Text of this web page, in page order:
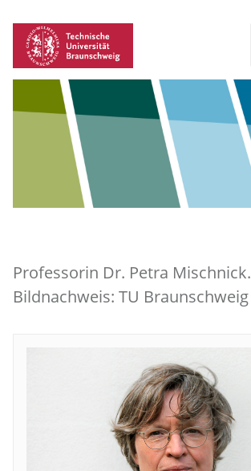
Professorin Dr. Petra Mischnick.
Bildnachweis: TU Braunschweig